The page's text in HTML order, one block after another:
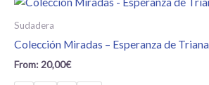
Sudadera
Colección Miradas – Esperanza de Triana
From:20,00€